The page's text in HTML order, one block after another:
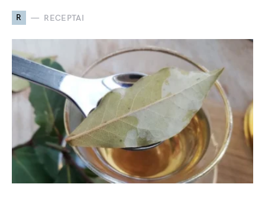
R RECEPTAI